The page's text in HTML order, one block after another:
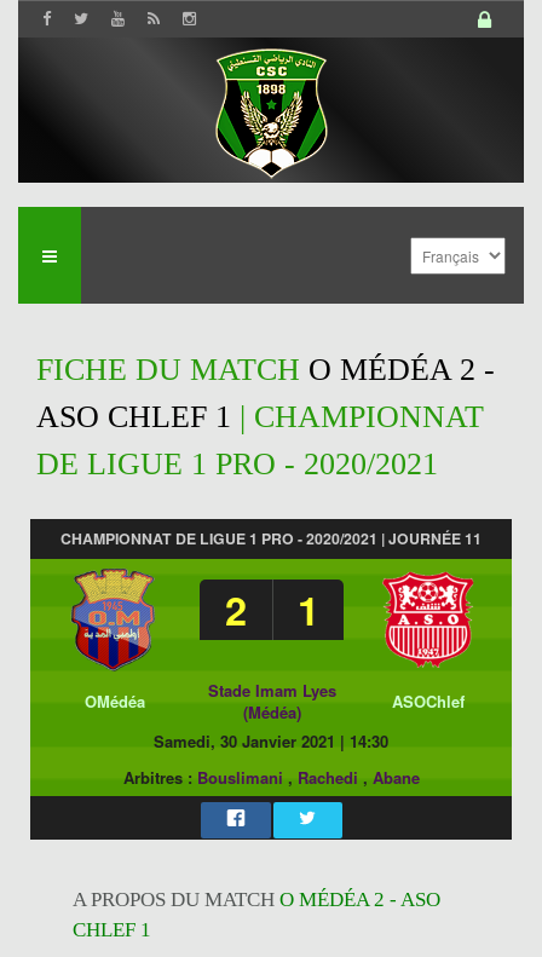
FICHE DU MATCH O MÉDÉA 2 -
ASO CHLEF 1 | CHAMPIONNAT
DE LIGUE 1 PRO - 2020/2021
CHAMPIONNAT DE LIGUE 1 PRO - 2020/2021 | JOURNÉE 11
2 1
OMédéa
Stade Imam Lyes
(Médéa)
ASOChlef
Samedi, 30 Janvier 2021 | 14:30
Arbitres : Bouslimani , Rachedi , Abane
A PROPOS DU MATCH O MÉDÉA 2 - ASO
CHLEF 1